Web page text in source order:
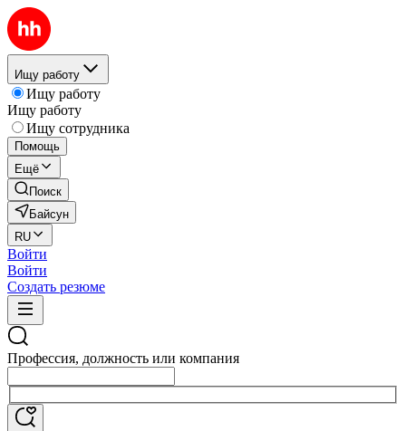
Ищу работу
Ищу работу
Ищу работу
Ищу сотрудника
Помощь
Ещё
Поиск
Байсун
RU
Войти
Войти
Создать резюме
Профессия, должность или компания